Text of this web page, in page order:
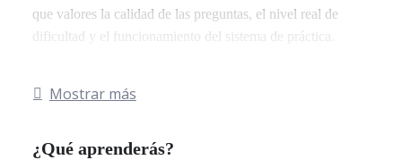
que valores la calidad de las preguntas, el nivel real de
dificultad y el funcionamiento del sistema de práctica.
exámenes oficiales de las 18 comunidades autónomas de
Canarias, Cantabria, Castilla-La Mancha, Castilla y León,
Mostrar más
¿Qué aprenderás?